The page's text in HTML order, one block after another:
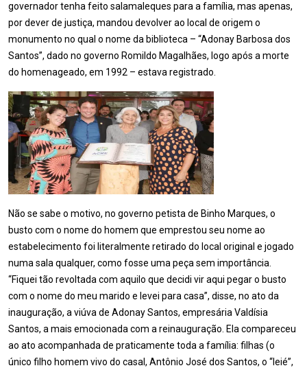
governador tenha feito salamaleques para a família, mas apenas,
por dever de justiça, mandou devolver ao local de origem o
monumento no qual o nome da biblioteca – “Adonay Barbosa dos
Santos”, dado no governo Romildo Magalhães, logo após a morte
do homenageado, em 1992 – estava registrado.
Não se sabe o motivo, no governo petista de Binho Marques, o
busto com o nome do homem que emprestou seu nome ao
estabelecimento foi literalmente retirado do local original e jogado
numa sala qualquer, como fosse uma peça sem importância.
“Fiquei tão revoltada com aquilo que decidi vir aqui pegar o busto
com o nome do meu marido e levei para casa”, disse, no ato da
inauguração, a viúva de Adonay Santos, empresária Valdísia
Santos, a mais emocionada com a reinauguração. Ela compareceu
ao ato acompanhada de praticamente toda a família: filhas (o
único filho homem vivo do casal, Antônio José dos Santos, o “Ieié”,